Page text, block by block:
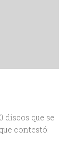
discos que se
contestó: